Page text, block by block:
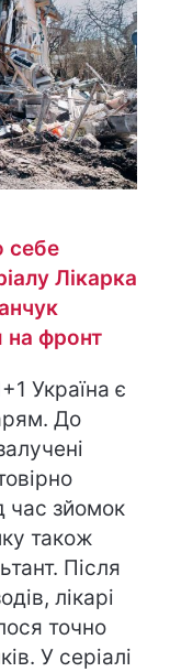
себе
Лікарка
на фронт
Україна є
До
час зйомок
також
Після
лікарі
точно
У серіалі